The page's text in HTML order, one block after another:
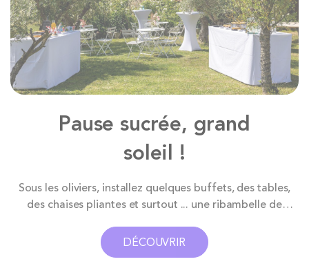
Pause sucrée, grand
soleil !
Sous les oliviers, installez quelques buffets, des tables,
des chaises pliantes et surtout ... une ribambelle de
dorées nappées de chocolat, des gaufres croustillantes
fraîchement préparéesr, des bonbons multicolores à
DÉCOUVRIR